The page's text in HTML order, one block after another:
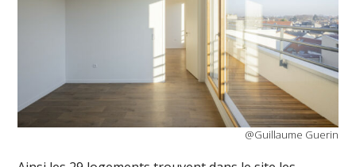
@Guillaume Guerin